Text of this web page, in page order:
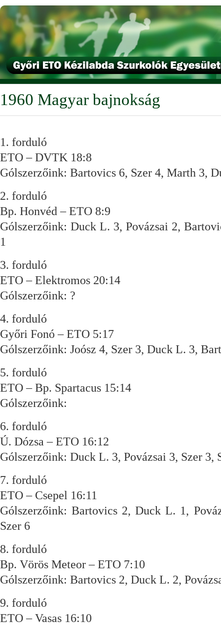
1960 Magyar bajnokság
1. forduló
ETO – DVTK 18:8
Gólszerzőink: Bartovics 6, Szer 4, Marth 3,
2. forduló
Bp. Honvéd – ETO 8:9
Gólszerzőink: Duck L. 3, Povázsai 2,
1
3. forduló
ETO – Elektromos 20:14
Gólszerzőink: ?
4. forduló
Győri Fonó – ETO 5:17
Gólszerzőink: Joósz 4, Szer 3, Duck L. 3,
5. forduló
ETO – Bp. Spartacus 15:14
Gólszerzőink:
6. forduló
Ú. Dózsa – ETO 16:12
Gólszerzőink: Duck L. 3, Povázsai 3, Szer 3,
7. forduló
ETO – Csepel 16:11
Gólszerzőink: Bartovics 2, Duck L. 1,
Szer 6
8. forduló
Bp. Vörös Meteor – ETO 7:10
Gólszerzőink: Bartovics 2, Duck L. 2,
9. forduló
ETO – Vasas 16:10